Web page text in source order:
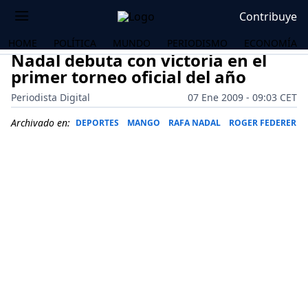
Contribuye
HOME POLÍTICA MUNDO PERIODISMO ECONOMÍA
Nadal debuta con victoria en el
primer torneo oficial del año
Periodista Digital
07 Ene 2009 - 09:03 CET
Archivado en: DEPORTES MANGO RAFA NADAL ROGER FEDERER